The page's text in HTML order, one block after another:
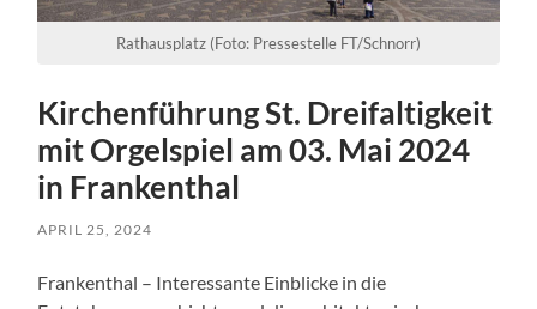
Rathausplatz (Foto: Pressestelle FT/Schnorr)
Kirchenführung St. Dreifaltigkeit
mit Orgelspiel am 03. Mai 2024
in Frankenthal
APRIL 25, 2024
Frankenthal – Interessante Einblicke in die